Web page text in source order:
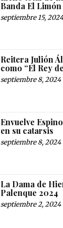
Banda El
septiembre 15,
Reitera Julión
como “El Rey
septiembre 8, 2024
Envuelve
en su catarsis
septiembre 8, 2024
La Dama de
Palenque 2024
septiembre 2, 2024